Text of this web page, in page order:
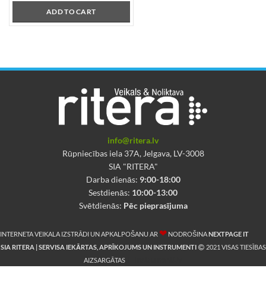
ADD TO CART
info@ritera.lv
Rūpniecības iela 37A, Jelgava, LV-3008
SIA "RITERA"
Darba dienās: 9:00-18:00
Sestdienās: 10:00-13:00
Svētdienās: Pēc pieprasījuma
INTERNETA VEIKALA IZSTRĀDI UN APKALPOŠANU AR ❤ NODROŠINANEXTPAGE IT
SIA RITERA | SERVISA IEKĀRTAS, APRĪKOJUMS UN INSTRUMENTI
2021 VISAS TIESĪBAS
AIZSARGĀTAS